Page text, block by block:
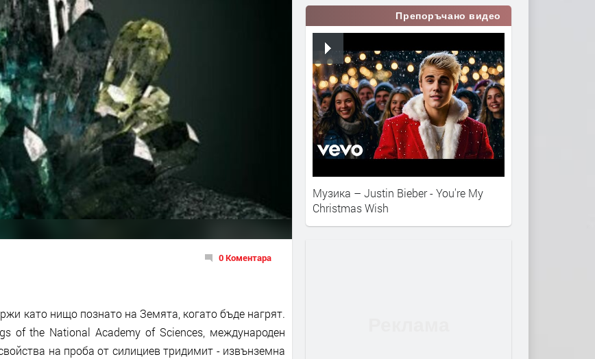
0 Коментара
като нищо познато на Земята, когато бъде нагрят.
of the National Academy of Sciences, международен
на проба от силициев тридимит - извънземна
Препоръчано видео
Музика – Justin Bieber - You're My
Christmas Wish